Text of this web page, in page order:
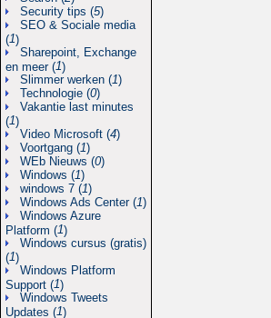
Security tips (5)
SEO & Sociale media
(1)
Sharepoint, Exchange
en meer (1)
Slimmer werken (1)
Technologie (0)
Vakantie last minutes
(1)
Video Microsoft (4)
Voortgang (1)
WEb Nieuws (0)
Windows (1)
windows 7 (1)
Windows Ads Center (1)
Windows Azure
Platform (1)
Windows cursus (gratis)
(1)
Windows Platform
Support (1)
Windows Tweets
Updates (1)